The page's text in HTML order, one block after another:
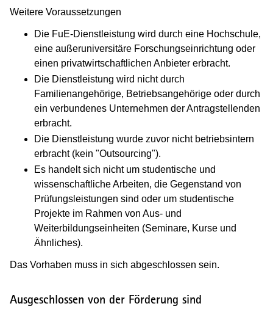
Weitere Voraussetzungen
Die FuE-Dienstleistung wird durch eine Hochschule,
eine außeruniversitäre Forschungseinrichtung oder
einen privatwirtschaftlichen Anbieter erbracht.
Die Dienstleistung wird nicht durch
Familienangehörige, Betriebsangehörige oder durch
ein verbundenes Unternehmen der Antragstellenden
erbracht.
Die Dienstleistung wurde zuvor nicht betriebsintern
erbracht (kein "Outsourcing").
Es handelt sich nicht um studentische und
wissenschaftliche Arbeiten, die Gegenstand von
Prüfungsleistungen sind oder um studentische
Projekte im Rahmen von Aus- und
Weiterbildungseinheiten (Seminare, Kurse und
Ähnliches).
Das Vorhaben muss in sich abgeschlossen sein.
Ausgeschlossen von der Förderung sind